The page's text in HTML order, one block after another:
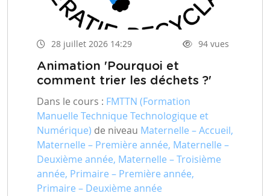
28 juillet 2026 14:29 94 vues
Animation 'Pourquoi et
comment trier les déchets ?'
Dans le cours : FMTTN (Formation
Manuelle Technique Technologique et
Numérique) de niveau Maternelle – Accueil,
Maternelle – Première année, Maternelle –
Deuxième année, Maternelle – Troisième
année, Primaire – Première année,
Primaire – Deuxième année